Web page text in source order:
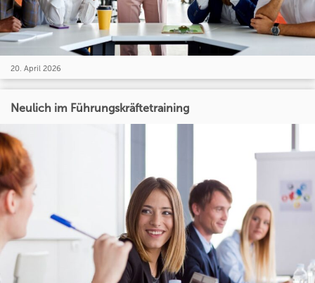
20. April 2026
Neulich im Führungskräftetraining